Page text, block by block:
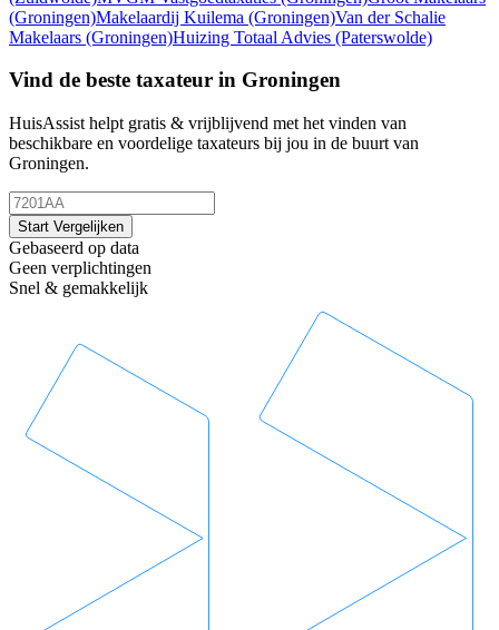
(Groningen)Makelaardij Kuilema (Groningen)Van der Schalie
Makelaars (Groningen)Huizing Totaal Advies (Paterswolde)
Vind de beste taxateur in Groningen
HuisAssist helpt gratis & vrijblijvend met het vinden van
beschikbare en voordelige taxateurs bij jou in de buurt van
Groningen.
Start Vergelijken
Gebaseerd op data
Geen verplichtingen
Snel & gemakkelijk